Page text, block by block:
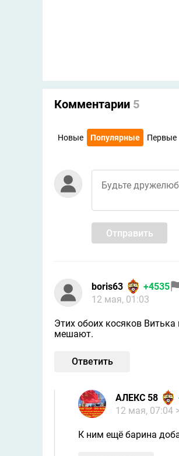
Комментарии 5
Новые Популярные Первые
Отправить
boris63
+4535
12 мая, 01:03
Этих обоих косяков
мешают.
Ответить
АЛЕКС 58
12 мая, 07:04
К ним ещё барина